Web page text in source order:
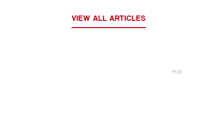
VIEW ALL ARTICLES